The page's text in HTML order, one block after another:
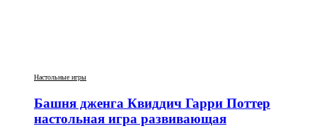
Настольные игры
Башня дженга Квиддич Гарри Поттер
настольная игра развивающая